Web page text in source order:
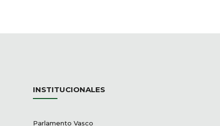
INSTITUCIONALES
Parlamento Vasco